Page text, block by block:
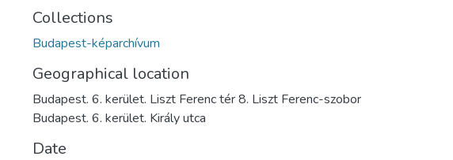
Collections
Budapest-képarchívum
Geographical location
Budapest. 6. kerület. Liszt Ferenc tér 8. Liszt Ferenc-szobor
Budapest. 6. kerület. Király utca
Date